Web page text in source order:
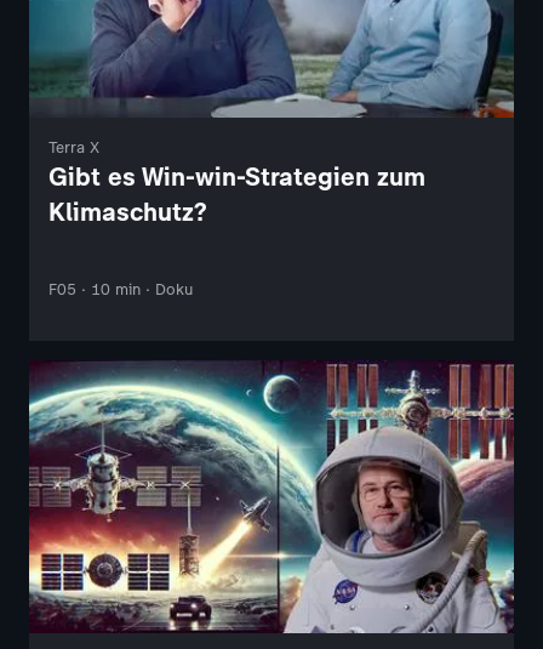
Terra X
Gibt es Win-win-Strategien zum
Klimaschutz?
F05 · 10 min · Doku